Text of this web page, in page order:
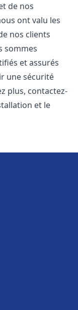
de nos
ont valu les
nos clients
sommes
et assurés
une sécurité
plus, contactez-
et le